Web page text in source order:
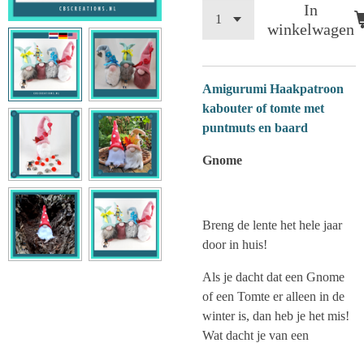
In
winkelwagen
Amigurumi Haakpatroon
kabouter of tomte met
puntmuts en baard
Gnome
Breng de lente het hele jaar
door in huis!
Als je dacht dat een Gnome
of een Tomte er alleen in de
winter is, dan heb je het mis!
Wat dacht je van een